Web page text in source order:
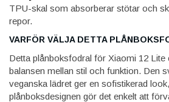
TPU-skal som absorberar stötar och
repor.
VARFÖR VÄLJA DETTA
Detta plånboksfodral för Xiaomi 12 Lite
balansen mellan stil och funktion. Den
veganska lädret ger en sofistikerad
plånboksdesignen gör det enkelt att